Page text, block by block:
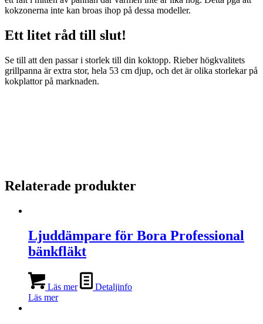
kokzonerna inte kan broas ihop på dessa modeller.
Ett litet råd till slut!
Se till att den passar i storlek till din koktopp. Rieber högkvalitets
grillpanna är extra stor, hela 53 cm djup, och det är olika storlekar på
kokplattor på marknaden.
Relaterade produkter
Ljuddämpare för Bora Professional
bänkfläkt
Läs mer
Detaljinfo
Läs mer